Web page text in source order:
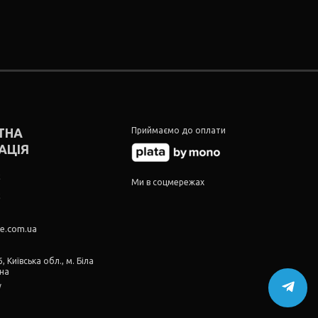
Київська обл., м. Біла
Приймаємо до оплати
Ми в соцмережах